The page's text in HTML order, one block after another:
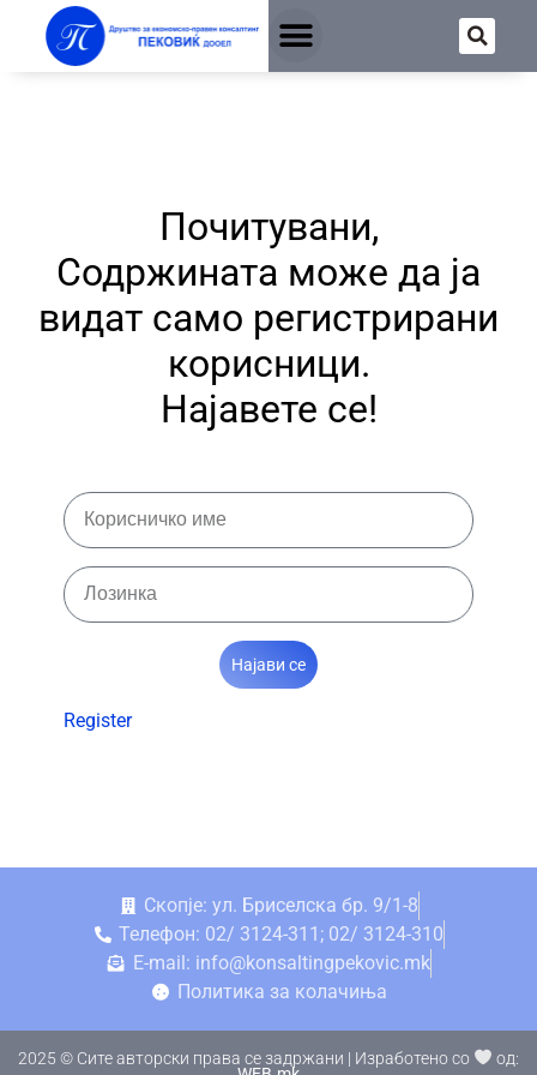
Почитувани,
Содржината може да ја
видат само регистрирани
корисници.
Најавете се!
Најави се
Register
Скопје: ул. Бриселска бр. 9/1-8
Телефон: 02/ 3124-311; 02/ 3124-310
E-mail: info@konsaltingpekovic.mk
Политика за колачиња
2025 © Сите авторски права се задржани | Изработено со
од: